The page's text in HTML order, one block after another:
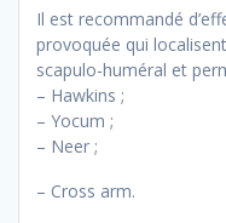
Il est recommandé
provoquée qui
scapulo-huméral et
– Hawkins ;
– Yocum ;
– Neer ;
– Cross arm.